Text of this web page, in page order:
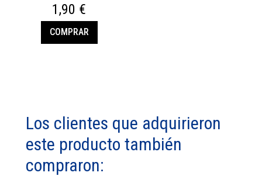
1,90 €
COMPRAR
Los clientes que adquirieron
este producto también
compraron: